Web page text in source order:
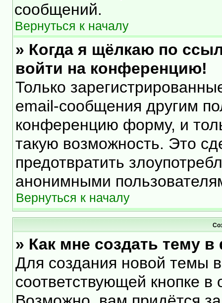
сообщений.
Вернуться к началу
» Когда я щёлкаю по
войти на конференцию!
Только
email-сообщения другим
конференцию форму, и
такую возможность. Это
предотвратить
анонимными
Вернуться к началу
» Как мне создать тему
Для создания новой темы
соответствующей кнопке